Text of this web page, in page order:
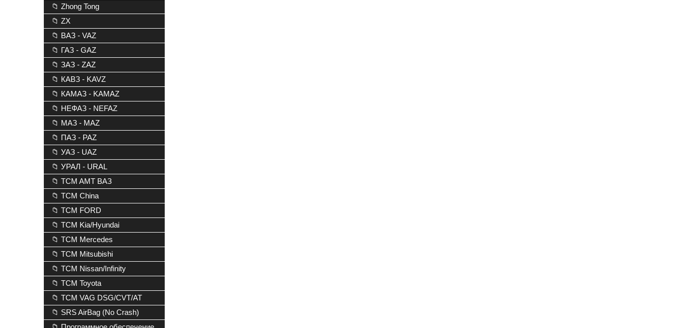
📁 Zhong Tong
📁 ZX
📁 ВАЗ - VAZ
📁 ГАЗ - GAZ
📁 ЗАЗ - ZAZ
📁 КАВЗ - KAVZ
📁 КАМАЗ - KAMAZ
📁 НЕФАЗ - NEFAZ
📁 МАЗ - MAZ
📁 ПАЗ - PAZ
📁 УАЗ - UAZ
📁 УРАЛ - URAL
📁 TCM AMT ВАЗ
📁 TCM China
📁 TCM FORD
📁 TCM Kia/Hyundai
📁 TCM Mercedes
📁 TCM Mitsubishi
📁 TCM Nissan/Infinity
📁 TCM Toyota
📁 TCM VAG DSG/CVT/AT
📁 SRS AirBag (No Crash)